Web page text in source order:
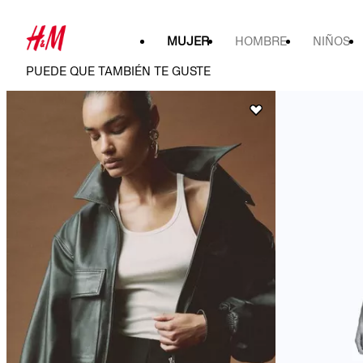
MUJER HOMBRE NIÑOS
PUEDE QUE TAMBIÉN TE GUSTE